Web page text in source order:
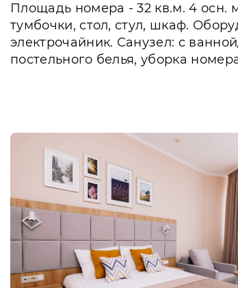
Площадь номера - 32 кв.м. 4 осн.
тумбочки, стол, стул, шкаф.
электрочайник. Санузел: с
постельного белья, уборка